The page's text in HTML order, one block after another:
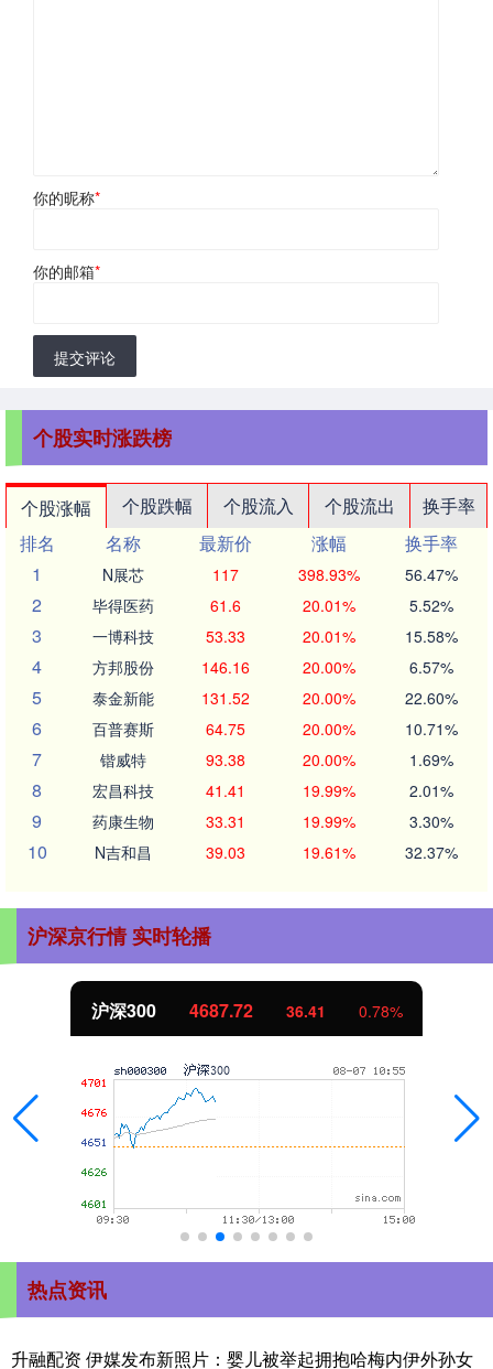
你的昵称*
你的邮箱*
提交评论
个股实时涨跌榜
个股涨幅 个股跌幅 个股流入 个股流出
换手率
排名
名称 最新价 涨幅
换手率
1
N展芯 117 398.93% 56.47%
2 毕得医药 61.6 20.01% 5.52%
3 一博科技 53.33 20.01% 15.58%
4 方邦股份 146.16 20.00% 6.57%
5 泰金新能 131.52 20.00% 22.60%
6 百普赛斯 64.75 20.00% 10.71%
7 锴威特 93.38 20.00% 1.69%
8 宏昌科技 41.41 19.99% 2.01%
9 药康生物 33.31 19.99% 3.30%
10 N吉和昌 39.03 19.61% 32.37%
沪深京行情 实时轮播
北证50 1123.10 0.23 0.02%
热点资讯
升融配资 伊媒发布新照片：婴儿被举起拥抱哈梅内伊外孙女